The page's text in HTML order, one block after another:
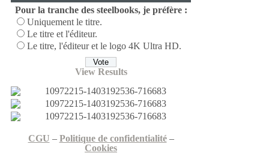
Pour la tranche des steelbooks, je préfère :
Uniquement le titre.
Le titre et l'éditeur.
Le titre, l'éditeur et le logo 4K Ultra HD.
View Results
CGU – Politique de confidentialité–
Cookies